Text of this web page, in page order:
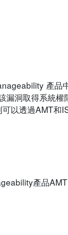
產
洞取得系統
以透過AMT和
產品